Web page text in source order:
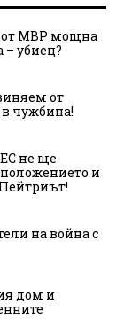
от МВР мощна
– убиец?
от
в чужбина!
не ще
и
на война с
дом и